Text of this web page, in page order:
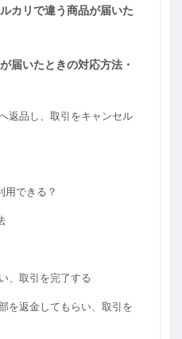
カリで違う商品が届いた
届いたときの対応方法・
返品し、取引をキャンセル
用できる？
、取引を完了する
を返金してもらい、取引を